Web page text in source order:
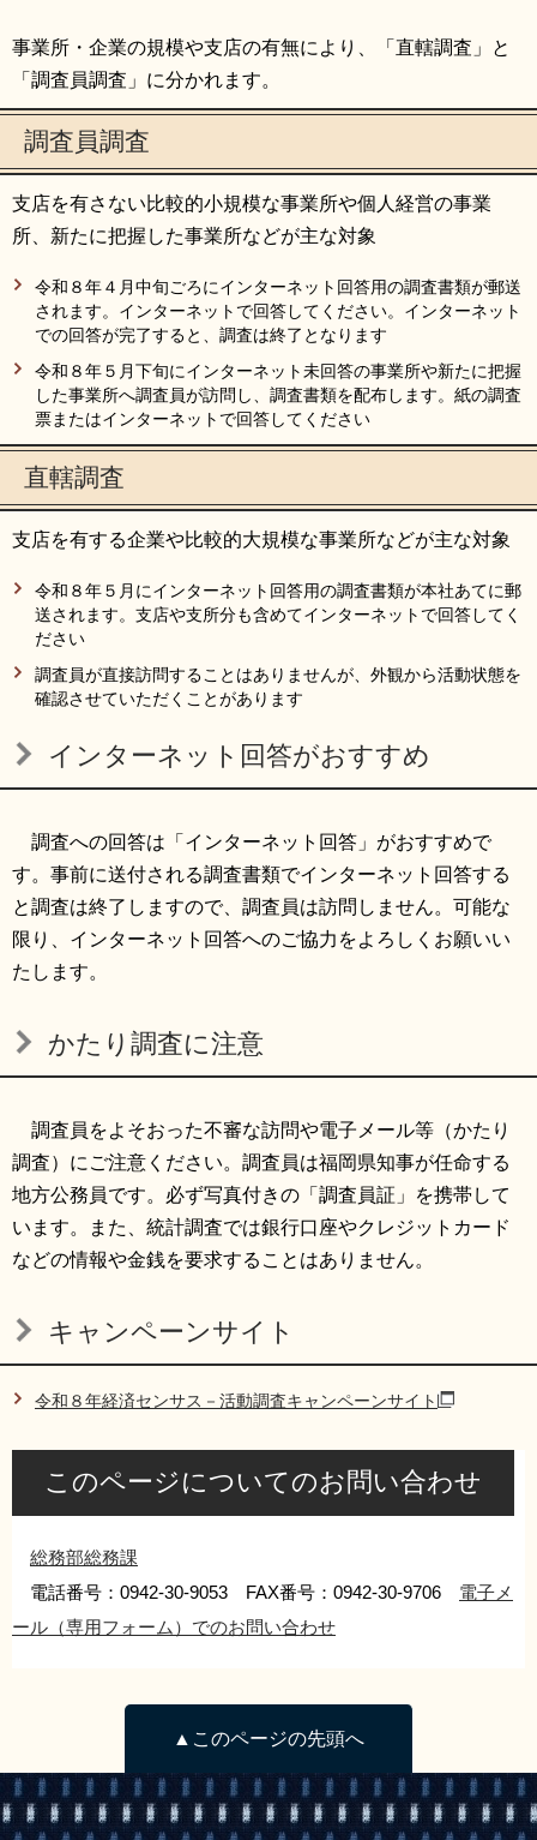
事業所・企業の規模や支店の有無により、「直轄調査」と
「調査員調査」に分かれます。
調査員調査
支店を有さない比較的小規模な事業所や個人経営の事業
所、新たに把握した事業所などが主な対象
令和８年４月中旬ごろにインターネット回答用の調査書類が郵送
されます。インターネットで回答してください。インターネット
での回答が完了すると、調査は終了となります
令和８年５月下旬にインターネット未回答の事業所や新たに把握
した事業所へ調査員が訪問し、調査書類を配布します。紙の調査
票またはインターネットで回答してください
直轄調査
支店を有する企業や比較的大規模な事業所などが主な対象
令和８年５月にインターネット回答用の調査書類が本社あてに郵
送されます。支店や支所分も含めてインターネットで回答してく
ださい
調査員が直接訪問することはありませんが、外観から活動状態を
確認させていただくことがあります
インターネット回答がおすすめ
調査への回答は「インターネット回答」がおすすめで
す。事前に送付される調査書類でインターネット回答する
と調査は終了しますので、調査員は訪問しません。可能な
限り、インターネット回答へのご協力をよろしくお願いい
たします。
かたり調査に注意
調査員をよそおった不審な訪問や電子メール等（かたり
調査）にご注意ください。調査員は福岡県知事が任命する
地方公務員です。必ず写真付きの「調査員証」を携帯して
います。また、統計調査では銀行口座やクレジットカード
などの情報や金銭を要求することはありません。
キャンペーンサイト
令和８年経済センサス－活動調査キャンペーンサイト
このページについてのお問い合わせ
総務部総務課
電話番号：0942-30-9053 FAX番号：0942-30-9706 電子メ
ール（専用フォーム）でのお問い合わせ
▲このページの先頭へ